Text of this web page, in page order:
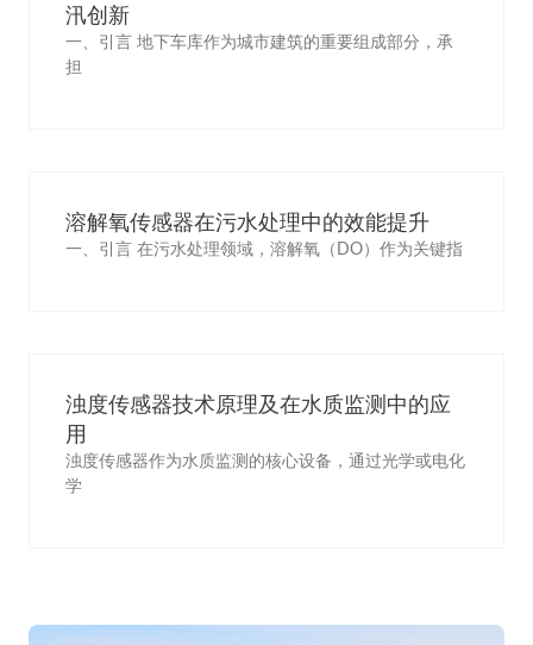
汛创新
一、引言 地下车库作为城市建筑的重要组成部分，承
担
溶解氧传感器在污水处理中的效能提升
一、引言 在污水处理领域，溶解氧（DO）作为关键指
浊度传感器技术原理及在水质监测中的应
用
浊度传感器作为水质监测的核心设备，通过光学或电化
学